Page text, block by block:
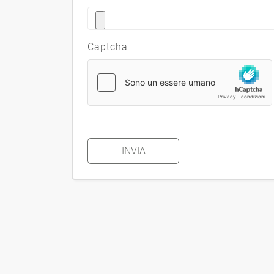
Captcha
INVIA